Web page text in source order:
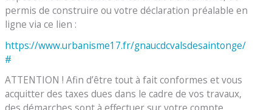
permis de construire ou votre déclaration préalable en
ligne via ce lien :
https://www.urbanisme17.fr/gnaucdcvalsdesaintonge/
#
ATTENTION ! Afin d’être tout à fait conformes et vous
acquitter des taxes dues dans le cadre de vos travaux,